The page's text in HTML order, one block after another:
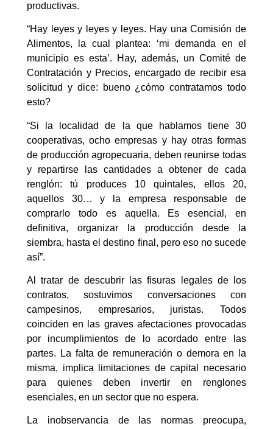
productivas.
“Hay leyes y leyes y leyes. Hay una Comisión de
Alimentos, la cual plantea: ‘mi demanda en el
municipio es esta’. Hay, además, un Comité de
Contratación y Precios, encargado de recibir esa
solicitud y dice: bueno ¿cómo contratamos todo
esto?
“Si la localidad de la que hablamos tiene 30
cooperativas, ocho empresas y hay otras formas
de producción agropecuaria, deben reunirse todas
y repartirse las cantidades a obtener de cada
renglón: tú produces 10 quintales, ellos 20,
aquellos 30… y la empresa responsable de
comprarlo todo es aquella. Es esencial, en
definitiva, organizar la producción desde la
siembra, hasta el destino final, pero eso no sucede
así”.
Al tratar de descubrir las fisuras legales de los
contratos, sostuvimos conversaciones con
campesinos, empresarios, juristas. Todos
coinciden en las graves afectaciones provocadas
por incumplimientos de lo acordado entre las
partes. La falta de remuneración o demora en la
misma, implica limitaciones de capital necesario
para quienes deben invertir en renglones
esenciales, en un sector que no espera.
La inobservancia de las normas preocupa,